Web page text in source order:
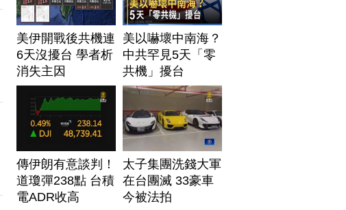
美伊開戰後共機連
6天沒擾台 學者析
消失主因
美以嚇壞中南海？
中共罕見5天「零
共機」擾台
傳伊朗有意談判！
道瓊彈238點 台積
電ADR收高
太子集團洗錢大軍
在台團滅 33豪車
今被法拍